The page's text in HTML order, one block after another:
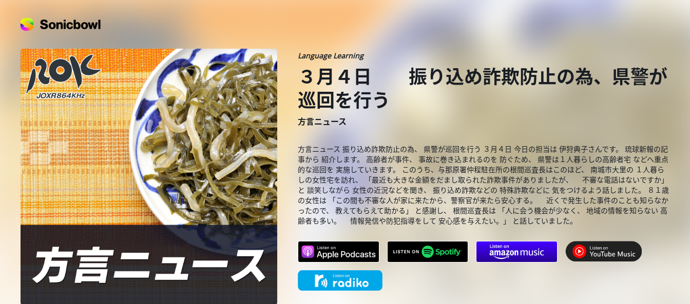
Language Learning
３月４日 振り込め詐欺防止の為、県警が
巡回を行う
方言ニュース
方言ニュース 振り込め詐欺防止の為、 県警が巡回を行う ３月４日 今日の担当は 伊狩典子さんです。 琉球新報の記
事から 紹介します。 高齢者が事件、 事故に巻き込まれるのを 防ぐため、 県警は１人暮らしの高齢者宅 などへ重点
的な巡回を 実施していきます。 このうち、与那原署仲程駐在所の根間巡査長はこのほど、 南城市大里の １人暮ら
しの女性宅を訪れ、 「最近も大きな金額をだまし取られた詐欺事件がありましたが、 不審な電話はないですか」
と 談笑しながら 女性の近況などを聞き、 振り込め詐欺などの 特殊詐欺などに 気をつけるよう話しました。 ８１歳
の女性は 「この間も不審な人が家に来たから、警察官が来たら安心する。 近くで発生した事件のことも知らなか
ったので、 教えてもらえて助かる」 と感謝し、 根間巡査長は 「人に会う機会が少なく、 地域の情報を知らない 高
齢者も多い。 情報発信や防犯指導をして 安心感を与えたい。」 と話していました。